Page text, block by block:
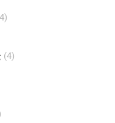
(4)